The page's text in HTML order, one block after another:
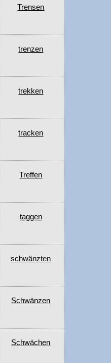
Trensen
trenzen
trekken
tracken
Treffen
taggen
schwänzten
Schwänzen
Schwächen